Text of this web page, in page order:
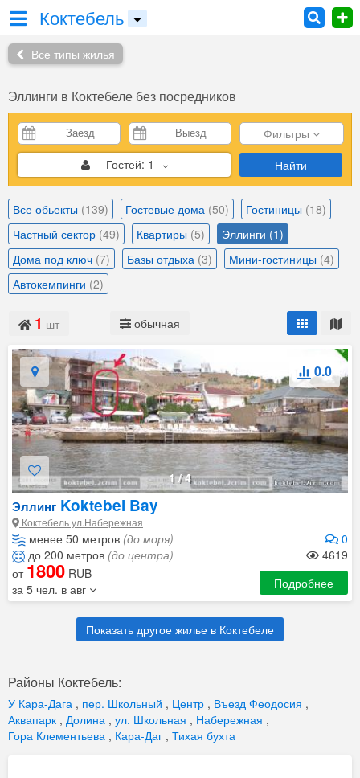
Коктебель
Все типы жилья
Эллинги в Коктебеле без посредников
Фильтры
Гостей: 1 Найти
Все обьекты (139) Гостевые дома (50) Гостиницы (18)
Частный сектор (49) Квартиры (5) Эллинги (1)
Дома под ключ (7) Базы отдыха (3) Мини-гостиницы (4)
Автокемпинги (2)
1 шт обычная
1/4
0.0
Эллинг Koktebel Bay
Коктебель ул.Набережная
менее 50 метров (до моря)
0
до 200 метров (до центра)
4619
от 1800 RUB
за 5 чел. в авг
Подробнее
Показать другое жилье в Коктебеле
Районы Коктебель:
У Кара-Дага , пер. Школьный , Центр , Въезд Феодосия ,
Аквапарк , Долина , ул. Школьная , Набережная ,
Гора Клементьева , Кара-Даг , Тихая бухта